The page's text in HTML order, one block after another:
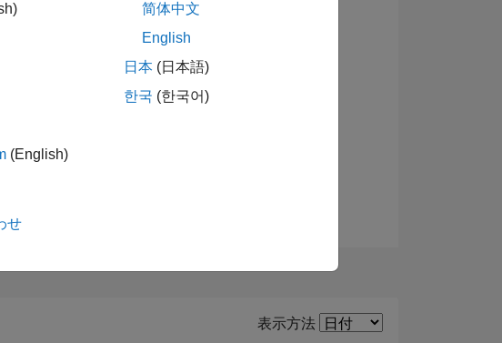
Filter2
表示方法
(English)
简体中文
English
日本 (日本語)
한국 (한국어)
せ